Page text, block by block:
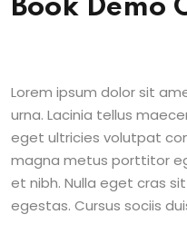
Book Demo
Lorem ipsum dolor sit
urna. Lacinia tellus
eget ultricies volutpat
magna metus porttitor
et nibh. Nulla eget cras
egestas. Cursus sociis